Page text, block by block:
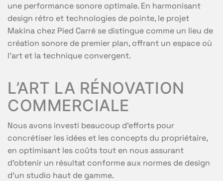
une performance sonore optimale. En harmonisant
design rétro et technologies de pointe, le projet
Makina chez Pied Carré se distingue comme un lieu de
création sonore de premier plan, offrant un espace où
l’art et la technique convergent.
L’ART LA RÉNOVATION
COMMERCIALE
Nous avons investi beaucoup d’efforts pour
concrétiser les idées et les concepts du propriétaire,
en optimisant les coûts tout en nous assurant
d’obtenir un résultat conforme aux normes de design
d’un studio haut de gamme.